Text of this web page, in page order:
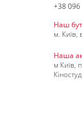
+38
Наш
м. Київ,
Наша
м Київ,